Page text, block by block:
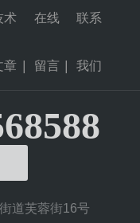
术
章
在线
留言
联系
我们
道芙蓉街16号